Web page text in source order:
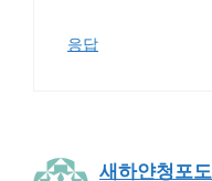
응답
새하얀청포도